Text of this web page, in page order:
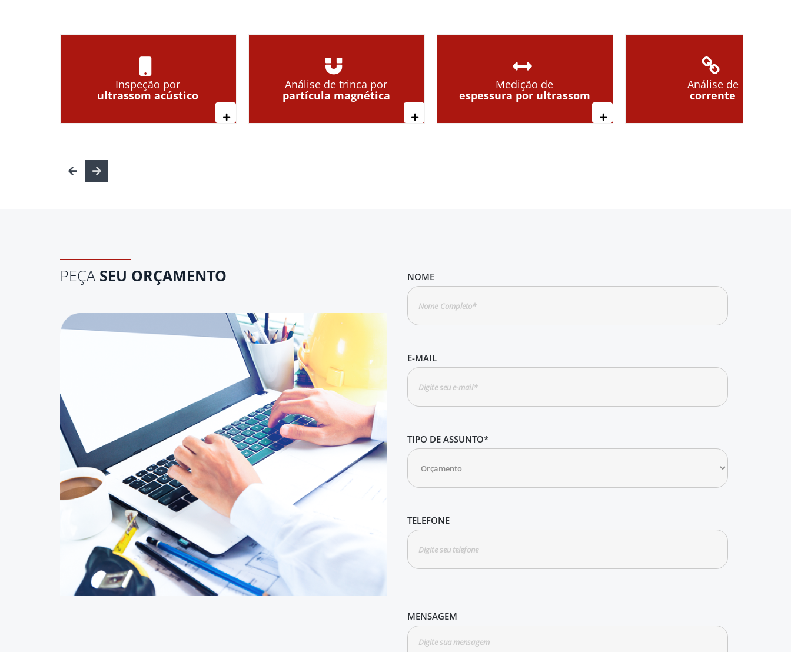
Inspeção por
ultrassom acústico
Leia mais
Análise de trinca por
partícula magnética
Leia mais
Medição de
espessura por ultrassom
Leia mais
Análise de
corrente
PEÇA SEU ORÇAMENTO NOME
E-MAIL
TIPO DE ASSUNTO*
TELEFONE
MENSAGEM